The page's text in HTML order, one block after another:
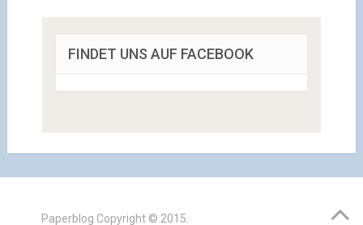
FINDET UNS AUF FACEBOOK
Paperblog Copyright © 2015.